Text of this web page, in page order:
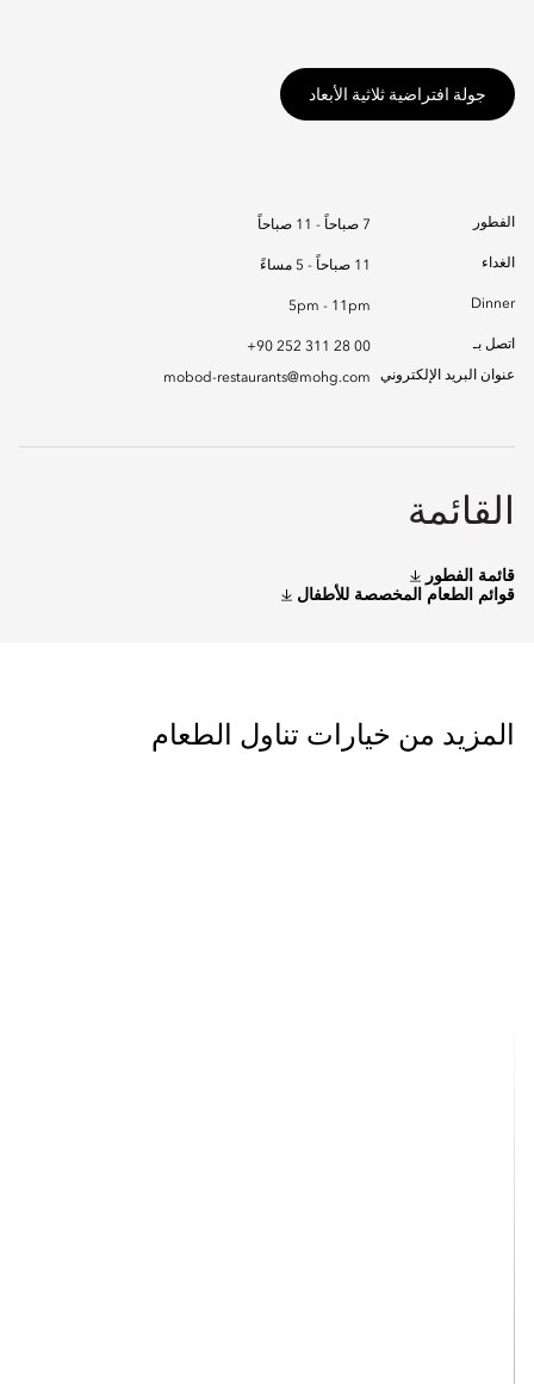
جولة افتراضية ثلاثية الأبعاد
الفطور 7 صباحاً - 11 صباحاً
الغداء 11 صباحاً - 5 مساءً
Dinner
5pm - 11pm
اتصل بـ
+90 252 311 28 00
عنوان البريد الإلكتروني
mobod-restaurants@mohg.com
القائمة
قائمة الفطور
قوائم الطعام المخصصة للأطفال
المزيد من خيارات تناول الطعام